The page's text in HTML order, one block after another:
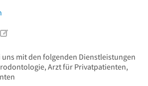
uns mit den folgenden Dienstleistungen
Arzt für Privatpatienten,